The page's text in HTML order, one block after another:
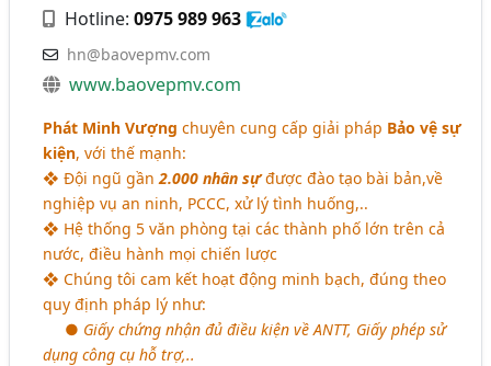
Hotline:0975 989 963
hn@baovepmv.com
www.baovepmv.com
Phát Minh Vượng chuyên cung cấp giải pháp Bảo vệ sự
kiện, với thế mạnh:
❖ Đội ngũ gần2.000 nhân sựđược đào tạo bài bản,về
nghiệp vụ an ninh, PCCC, xử lý tình huống,..
❖ Hệ thống 5 văn phòng tại các thành phố lớn trên cả
nước, điều hành mọi chiến lược
❖ Chúng tôi cam kết hoạt động minh bạch, đúng theo
quy định pháp lý như:
● Giấy chứng nhận đủ điều kiện về ANTT, Giấy phép sử
dụng công cụ hỗ trợ,..